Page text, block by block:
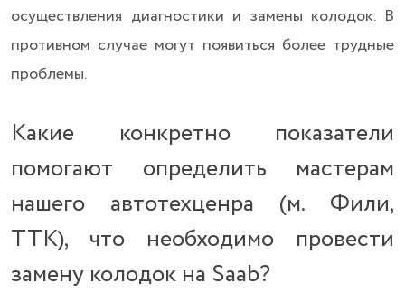
осуществления диагностики и замены колодок. В
противном случае могут появиться более трудные
проблемы.
Какие конкретно показатели
помогают определить мастерам
нашего автотехценра (м. Фили,
ТТК), что необходимо провести
замену колодок на Saab?